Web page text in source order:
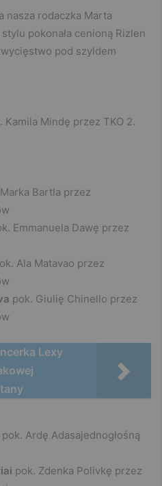
nasza rodaczka Marta
pokonała cenioną Rizlen
pod szyldem
Kamila Mindę przez TKO 2.
Bartla przez
Emmanuela Dawę przez
Ala Matavao przez
pok. Giulię Chinello przez
Lexy
pok. Ardę Adasajednogłośną
pok. Zdenka Polivkę przez